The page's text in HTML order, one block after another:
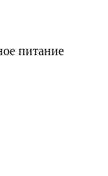
питание